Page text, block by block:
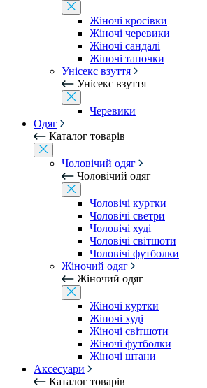
Жіночі кросівки
Жіночі черевики
Жіночі сандалі
Жіночі тапочки
Унісекс взуття
Унісекс взуття
Черевики
Одяг
Каталог товарів
Чоловічий одяг
Чоловічий одяг
Чоловічі куртки
Чоловічі светри
Чоловічі худі
Чоловічі світшоти
Чоловічі футболки
Жіночий одяг
Жіночий одяг
Жіночі куртки
Жіночі худі
Жіночі світшоти
Жіночі футболки
Жіночі штани
Аксесуари
Каталог товарів